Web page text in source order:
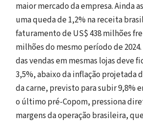
maior mercado da empresa. Ainda
uma queda de 1,2% na receita
faturamento de US$ 438 milhões
milhões do mesmo período de
das vendas em mesmas lojas deve
3,5%, abaixo da inflação projetada
da carne, previsto para subir 9,8%
o último pré-Copom, pressiona
margens da operação brasileira,